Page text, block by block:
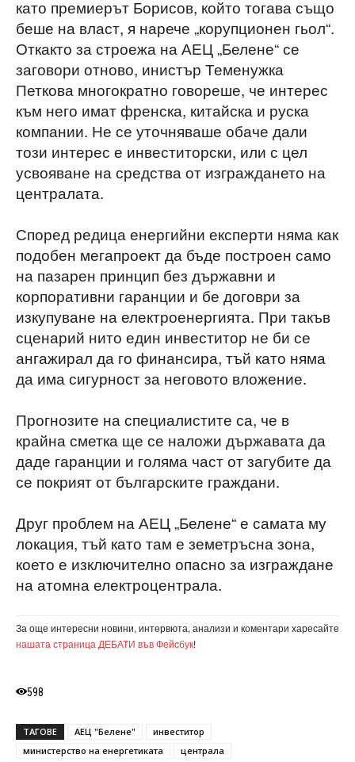
като премиерът Борисов, който тогава също
беше на власт, я нарече „корупционен гьол“.
Откакто за строежа на АЕЦ „Белене“ се
заговори отново, инистър Теменужка
Петкова многократно говореше, че интерес
към него имат френска, китайска и руска
компании. Не се уточняваше обаче дали
този интерес е инвеститорски, или с цел
усвояване на средства от изграждането на
централата.
Според редица енергийни експерти няма как
подобен мегапроект да бъде построен само
на пазарен принцип без държавни и
корпоративни гаранции и бе договри за
изкупуване на електроенергията. При такъв
сценарий нито един инвеститор не би се
ангажирал да го финансира, тъй като няма
да има сигурност за неговото вложение.
Прогнозите на специалистите са, че в
крайна сметка ще се наложи държавата да
даде гаранции и голяма част от загубите да
се покрият от българските граждани.
Друг проблем на АЕЦ „Белене“ е самата му
локация, тъй като там е земетръсна зона,
което е изключително опасно за изграждане
на атомна електроцентрала.
За още интересни новини, интервюта, анализи и коментари харесайте
нашата страница ДЕБАТИ във Фейсбук!
598
ТАГОВЕ АЕЦ "Белене"
инвеститор
министерство на енергетиката
централа